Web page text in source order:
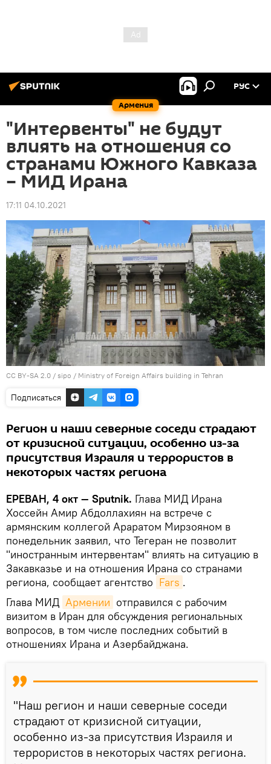
Армения
РУС
"Интервенты" не будут
влиять на отношения со
странами Южного Кавказа
– МИД Ирана
17:11 04.10.2021
CC BY-SA 2.0 / sipo / Ministry of Foreign Affairs building in Tehran
Подписаться
Регион и наши северные соседи страдают
от кризисной ситуации, особенно из-за
присутствия Израиля и террористов в
некоторых частях региона
ЕРЕВАН, 4 окт — Sputnik. Глава МИД Ирана
Хоссейн Амир Абдоллахиян на встрече с
армянским коллегой Араратом Мирзояном в
понедельник заявил, что Тегеран не позволит
"иностранным интервентам" влиять на ситуацию в
Закавказье и на отношения Ирана со странами
региона, сообщает агентство Fars .
Глава МИД Армении отправился с рабочим
визитом в Иран для обсуждения региональных
вопросов, в том числе последних событий в
отношениях Ирана и Азербайджана.
"Наш регион и наши северные соседи
страдают от кризисной ситуации,
особенно из-за присутствия Израиля и
террористов в некоторых частях региона.